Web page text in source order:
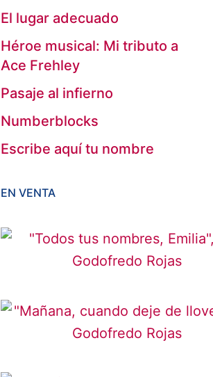
El lugar adecuado
Héroe musical: Mi tributo a
Ace Frehley
Pasaje al infierno
Numberblocks
Escribe aquí tu nombre
EN VENTA